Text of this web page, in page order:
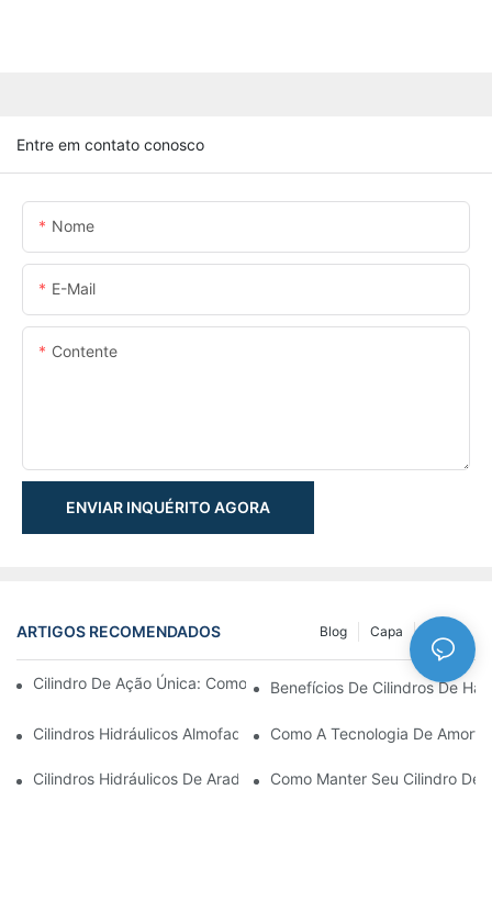
Entre em contato conosco
Nome
E-Mail
Contente
ENVIAR INQUÉRITO AGORA
ARTIGOS RECOMENDADOS NEWS
Capa
Blog
Cilindro De Ação Única: Como Funciona & Aplicações Comuns
Benefícios De Cilindros De
Cilindros Hidráulicos Almofadados: Reduzindo O Impacto &
Como A Tecnologia De
Cilindros Hidráulicos De Arado De Neve: Principais Recursos
Como Manter Seu Cilindro De